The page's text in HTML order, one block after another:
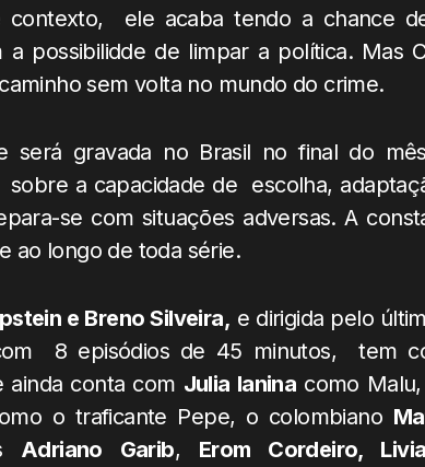
contexto, ele acaba tendo a chance
possibilidde de limpar a política. Mas
sem volta no mundo do crime.
será gravada no Brasil no final do
a capacidade de escolha,
se com situações adversas. A
ao longo de toda série.
e Breno Silveira, e dirigida pelo
8 episódios de 45 minutos, tem
ainda conta com Julia Ianina como
o traficante Pepe, o colombiano
Adriano Garib, Erom Cordeiro,